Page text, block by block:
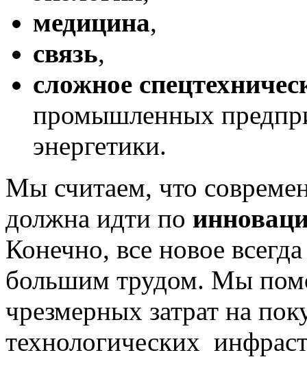
медицина,
связь,
сложное
промышленных
энергетики.
Мы считаем, что
должна идти по
Конечно, все новое
большим трудом. Мы
чрезмерных затрат на
технологических